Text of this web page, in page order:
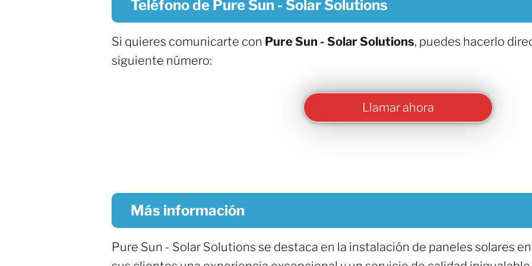
Teléfono de Pure Sun - Solar Solutions
Si quieres comunicarte con Pure Sun - Solar Solutions, puedes hacerlo
siguiente número:
Llamar ahora
Más información
Pure Sun - Solar Solutions se destaca en la instalación de paneles solares